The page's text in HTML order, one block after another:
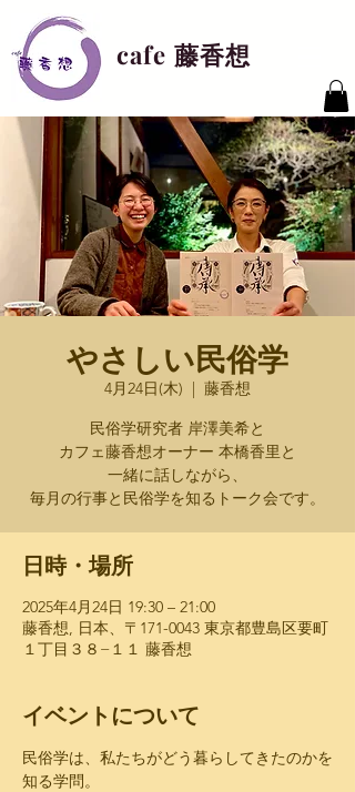
cafe 藤香想
やさしい民俗学
4月24日(木)
  |
藤香想
民俗学研究者 岸澤美希と
カフェ藤香想オーナー 本橋香里と
一緒に話しながら、
毎月の行事と民俗学を知るトーク会です。
日時・場所
2025年4月24日 19:30 – 21:00
藤香想, 日本、〒171-0043 東京都豊島区要町
１丁目３８−１１ 藤香想
イベントについて
民俗学は、私たちがどう暮らしてきたのかを
知る学問。